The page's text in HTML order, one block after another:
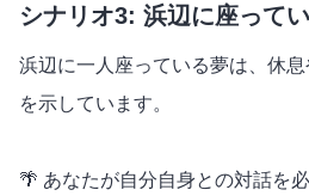
シナリオ3: 浜辺に座って
浜辺に一人座っている夢は、休
を示しています。
🌴 あなたが自分自身との対話を